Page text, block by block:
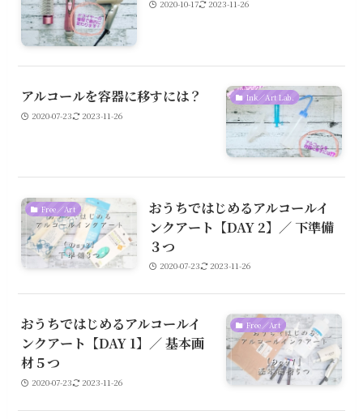
2020-10-17 2023-11-26
Ink／Art Lab.
アルコールを容器に移すには？
2020-07-23 2023-11-26
Free／Art
おうちではじめるアルコールイ
ンクアート【DAY 2】／ 下準備
３つ
2020-07-23 2023-11-26
Free／Art
おうちではじめるアルコールイ
ンクアート【DAY 1】／ 基本画
材５つ
2020-07-23 2023-11-26